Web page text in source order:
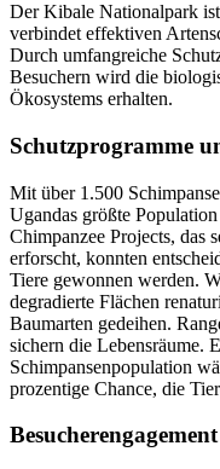
Der Kibale Nationalpark
verbindet effektiven
Durch umfangreiche
Besuchern wird die
Ökosystems erhalten.
Schutzprogramme
Mit über 1.500
Ugandas größte
Chimpanzee Projects, das
erforscht, konnten
Tiere gewonnen werden.
degradierte Flächen
Baumarten gedeihen.
sichern die Lebensräume.
Schimpansenpopulation
prozentige Chance, die
Besucherengagement